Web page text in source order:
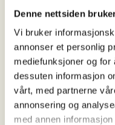
Denne nettsiden
Vi bruker
annonser et personlig
mediefunksjoner og
dessuten informasjon
vårt, med partnerne
annonsering og
med annen
Bli med på VR-jakt!
Simulatorskyting på
Har du lyst å prøve
måte? 🤩
Jølster Jeger- og
actionfylt VR-
Vassenden skule!